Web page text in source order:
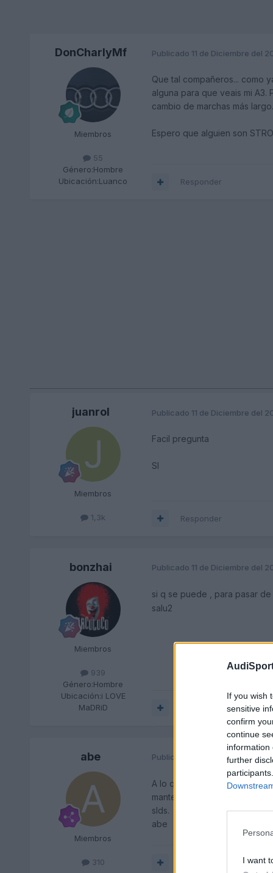
If you wish
sensitive
confirm
continue
information
further
I want
DonCharlyMf
Miembros
55
Género:Hombre
Ubicación:Luanco
Publicado 11 de Diciembre del
Que tal compañeros... como
alguna para que veais mi
cambio de marchas más
Espero que alguien son
Responder
juanrol
Miembros
1,3k
Publicado 11 de Diciembre del
Facil pregunta
SI
Responder
bonzhai
Miembros
939
Género:Hombre
Ubicación:i LOVE
MaDRiD
Publicado 11 de Diciembre del
si q se puede , para pasar
salu2
abe
Miembros
310
Publicado 12 de Diciembre del
A lo que ya te han
manteniendo en todo
slds.
abe